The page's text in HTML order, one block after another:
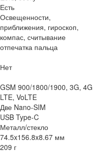
Есть
Освещенности,
приближения, гироскоп,
компас, считывание
отпечатка пальца
Нет
GSM 900/1800/1900, 3G, 4G
LTE, VoLTE
Две Nano-SIM
USB Type-C
Металл/стекло
74.5x156.8x8.67 мм
209 г